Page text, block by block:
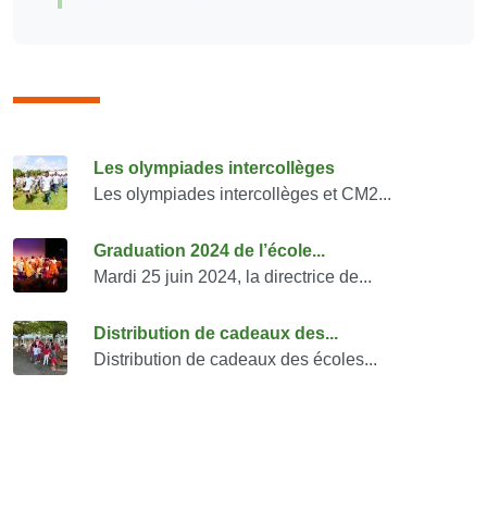
Consulter également
Les olympiades intercollèges
Les olympiades intercollèges et CM2...
Graduation 2024 de l’école...
Mardi 25 juin 2024, la directrice de...
Distribution de cadeaux des...
Distribution de cadeaux des écoles...